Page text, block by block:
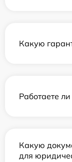
Какую
Работаете
Какую
для